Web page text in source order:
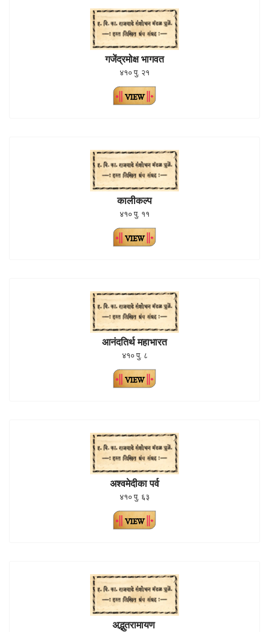
गजेंद्रमोक्ष भागवत
४१० पु. २१
कालीकल्प
४१० पु. ११
आनंदतिर्थ महाभारत
४१० पु. ८
अश्वमेदीका पर्व
४१० पु. ६३
अद्भुतरामायण